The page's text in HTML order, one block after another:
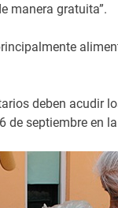
manera gratuita”.
deben acudir
septiembre en